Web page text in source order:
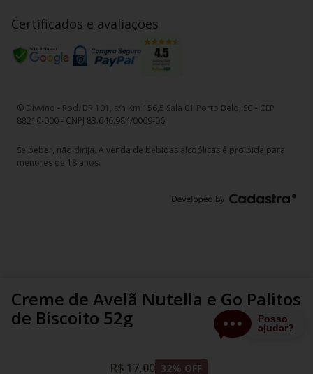
Creme de Avelã Nutella e Go Palitos
de Biscoito 52g
R$ 17,00 32% OFF
Certificados e avaliações
© Divvino - Rod. BR 101, s/n Km 156,5 Sala 01 Porto Belo, SC - CEP
88210-000 - CNPJ 83.646.984/0069-06.
Se beber, não dirija. A venda de bebidas alcoólicas é proibida para
menores de 18 anos.